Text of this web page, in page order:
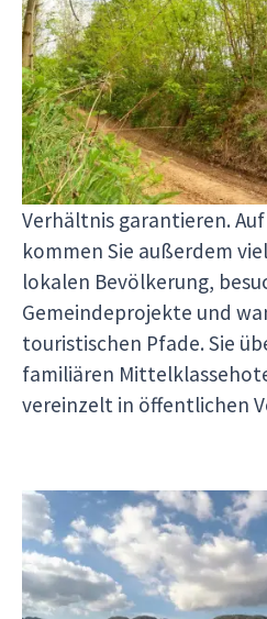
Was bedeutet es, mit
Südamerika zu reisen?
Für Sie haben wir als
Reisespezialist mit
immer die besten
Ihnen ein bestmögliches
Verhältnis garantieren.
kommen Sie außerdem
lokalen Bevölkerung,
Gemeindeprojekte und
touristischen Pfade. Sie
familiären
vereinzelt in öffentlichen
Welche
unseren Aktivreisen?
Auf unseren Aktivreisen